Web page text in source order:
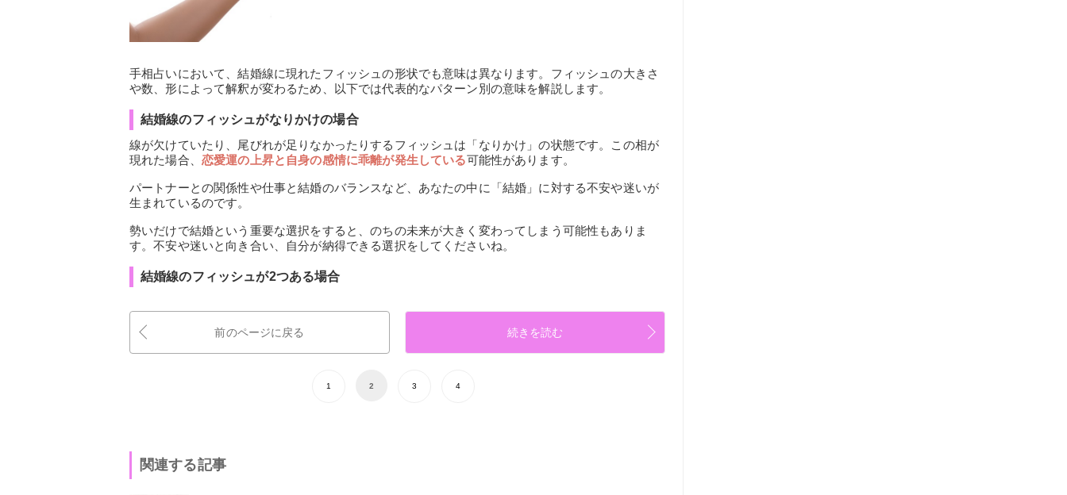
手相占いにおいて、結婚線に現れたフィッシュの形状でも意味は異なります。フィッシュの大きさ
や数、形によって解釈が変わるため、以下では代表的なパターン別の意味を解説します。
結婚線のフィッシュがなりかけの場合
線が欠けていたり、尾びれが足りなかったりするフィッシュは「なりかけ」の状態です。この相が
現れた場合、 恋愛運の上昇と自身の感情に乖離が発生している可能性があります。
パートナーとの関係性や仕事と結婚のバランスなど、あなたの中に「結婚」に対する不安や迷いが
生まれているのです。
勢いだけで結婚という重要な選択をすると、のちの未来が大きく変わってしまう可能性もありま
す。不安や迷いと向き合い、自分が納得できる選択をしてくださいね。
結婚線のフィッシュが2つある場合
前のページに戻る 続きを読む
1 2 3 4
関連する記事